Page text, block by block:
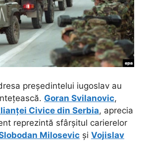
președintelui iugoslav au
Goran Svilanovic,
Civice din Serbia, aprecia
reprezintă sfârșitul carierelor
Milosevic și Vojislav